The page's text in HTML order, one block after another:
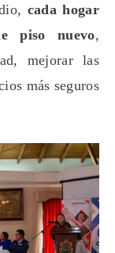
cada hogar
piso nuevo,
mejorar las
más seguros